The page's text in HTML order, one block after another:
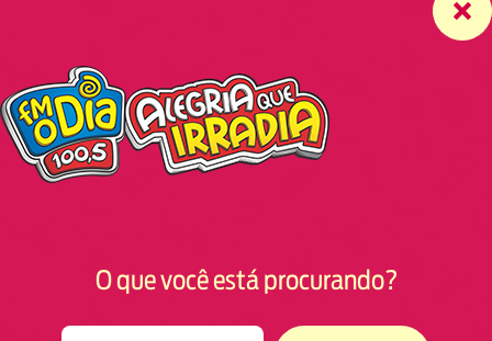
O que você está procurando?